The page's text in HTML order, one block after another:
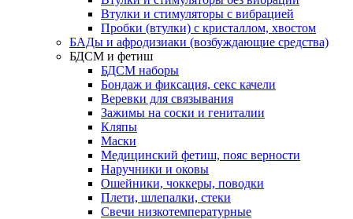
Втулки и стимуляторы с вибрацией
Пробки (втулки) с кристаллом, хвостом
БАДы и афродизиаки (возбуждающие средства)
БДСМ и фетиш
БДСМ наборы
Бондаж и фиксация, секс качели
Веревки для связывания
Зажимы на соски и гениталии
Кляпы
Маски
Медицинский фетиш, пояс верности
Наручники и оковы
Ошейники, чоккеры, поводки
Плети, шлепалки, стеки
Свечи низкотемпературные